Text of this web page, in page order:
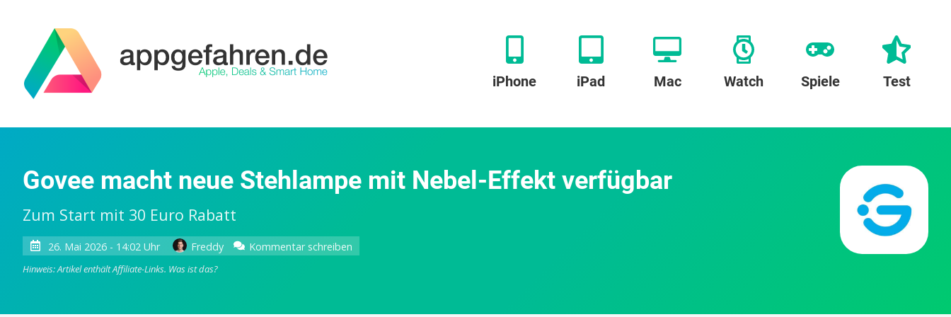
iPhone iPad Mac Watch Spiele Test
Govee macht neue Stehlampe mit Nebel-Effekt verfügbar
Zum Start mit 30 Euro Rabatt
26. Mai 2026 - 14:02 Uhr Freddy Kommentar schreiben
Hinweis: Artikel enthält Affiliate-Links. Was ist das?